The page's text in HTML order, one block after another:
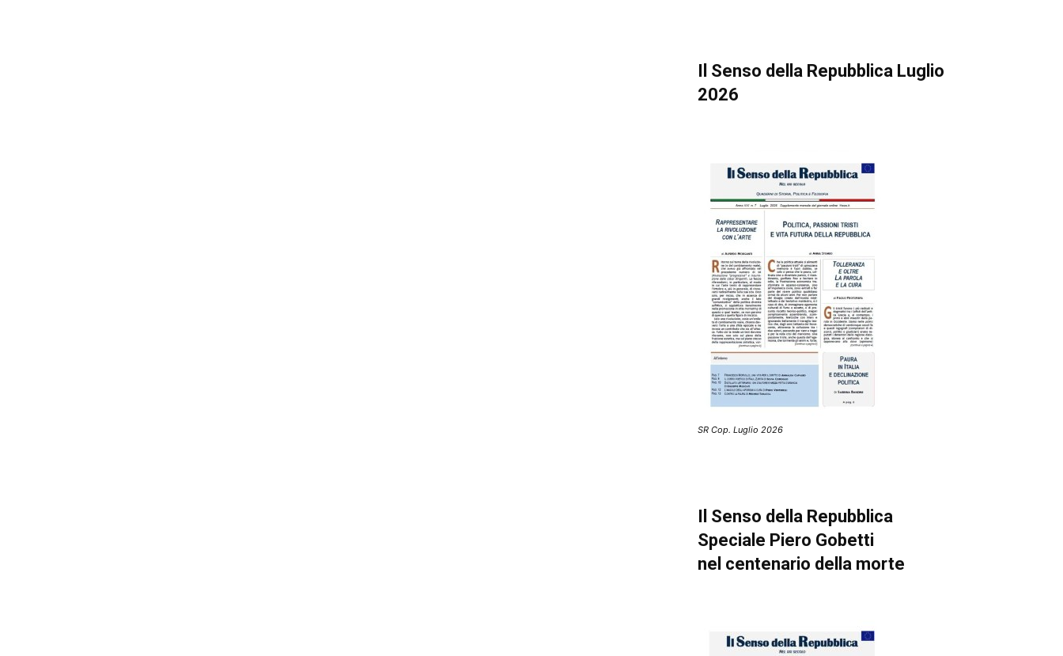
Il Senso della Repubblica Luglio
2026
SR Cop. Luglio 2026
Il Senso della Repubblica
Speciale Piero Gobetti
nel centenario della morte